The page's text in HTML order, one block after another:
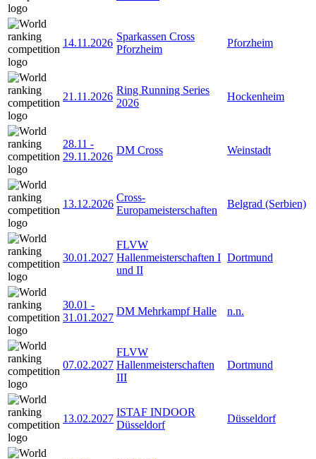
14.11.2026
Sparkassen Cross
Pforzheim
Pforzheim
21.11.2026
Ring Running Series
2026
Hockenheim
28.11 -
29.11.2026
DM Cross Weinstadt
13.12.2026
Cross-
Europameisterschaften
Belgrad (Serbien)
30.01.2027
FLVW
Hallenmeisterschaften I
und II
Dortmund
30.01 -
31.01.2027
DM Mehrkampf Halle n.n.
07.02.2027
FLVW
Hallenmeisterschaften
III
Dortmund
13.02.2027
ISTAF INDOOR
Düsseldorf
Düsseldorf